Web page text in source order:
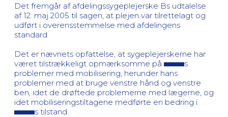
Det fremgår af afdelingssygeplejerske Bs udtalelse
af 12. maj 2005 til sagen, at plejen var tilrettelagt og
udført i overensstemmelse med afdelingens
standard
Det er nævnets opfattelse, at sygeplejerskerne har
været tilstrækkeligt opmærksomme på
s
problemer med mobilisering, herunder hans
problemer med at bruge venstre hånd og venstre
ben, idet de drøftede problemerne med lægerne, og
idet mobiliseringstiltagene medførte en bedring i
s tilstand.